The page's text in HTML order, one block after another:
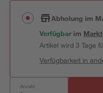
Abholung im
Verfügbar im
Artikel wird 3 Tage
Verfügbarkeit in
Anzahl: